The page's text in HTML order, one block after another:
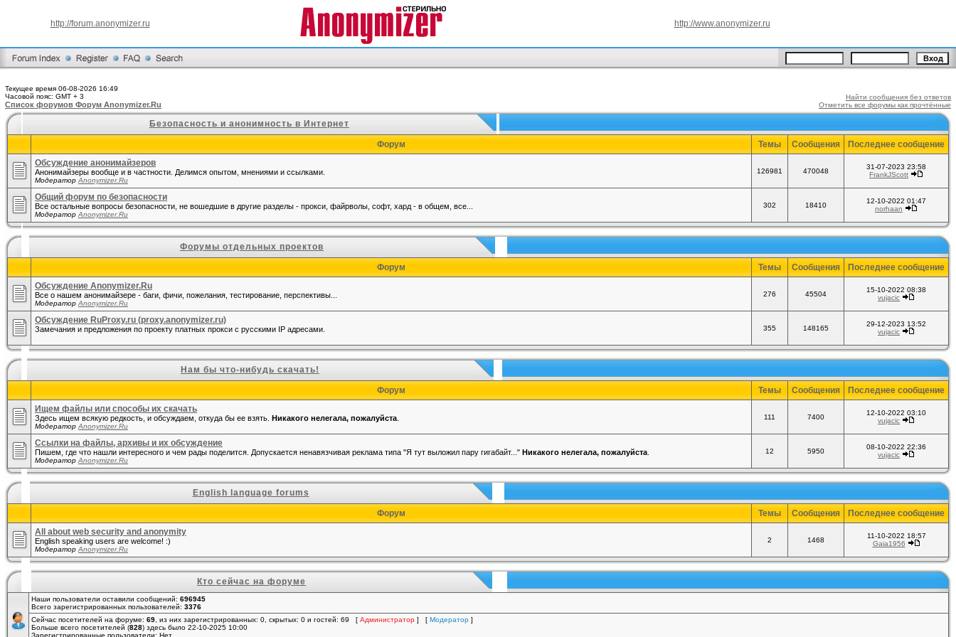
http://forum.anonymizer.ru http://www.anonymizer.ru
Текущее время 06-08-2026 16:49
Часовой пояс: GMT + 3
Список форумов Форум Anonymizer.Ru
Найти сообщения без ответов
Отметить все форумы как прочтённые
Безопасность и анонимность в Интернет
Форум Темы Сообщения
Последнее сообщение
Обсуждение анонимайзеров
Анонимайзеры вообще и в частности. Делимся опытом, мнениями и ссылками.
Модератор Anonymizer.Ru
126981 470048
31-07-2023 23:58
FrankJScott
Общий форум по безопасности
Все остальные вопросы безопасности, не вошедшие в другие разделы - прокси, файрволы, софт, хард - в общем, все...
Модератор Anonymizer.Ru
302 18410
12-10-2022 01:47
norhaan
Форумы отдельных проектов
Форум Темы Сообщения
Последнее сообщение
Обсуждение Anonymizer.Ru
Все о нашем анонимайзере - баги, фичи, пожелания, тестирование, перспективы...
Модератор Anonymizer.Ru
276 45504
15-10-2022 08:38
vujacic
Обсуждение RuProxy.ru (proxy.anonymizer.ru)
Замечания и предложения по проекту платных прокси с русскими IP адресами. 355 148165
29-12-2023 13:52
vujacic
Нам бы что-нибудь скачать!
Форум Темы Сообщения
Последнее сообщение
Ищем файлы или способы их скачать
Здесь ищем всякую редкость, и обсуждаем, откуда бы ее взять. Никакого нелегала, пожалуйста
Модератор Anonymizer.Ru
111 7400
12-10-2022 03:10
vujacic
Ссылки на файлы, архивы и их обсуждение
Пишем, где что нашли интересного и чем рады поделится. Допускается ненавязчивая реклама типа "Я тут выложил пару гигабайт..." Никакого нелегала, пожалуйста
Модератор Anonymizer.Ru
12 5950
08-10-2022 22:36
vujacic
English language forums
Форум Темы Сообщения
Последнее сообщение
All about web security and anonymity
English speaking users are welcome! :)
Модератор Anonymizer.Ru
2 1468
11-10-2022 18:57
Gaia1956
Кто сейчас на форуме
Наши пользователи оставили сообщений: 696945
Всего зарегистрированных пользователей: 3376
Сейчас посетителей на форуме: 69 , из них зарегистрированных: 0, скрытых: 0 и гостей: 69 [ Администратор ] [ Модератор ]
Больше всего посетителей (828) здесь было 22-10-2025 10:00
Зарегистрированные пользователи: Нет